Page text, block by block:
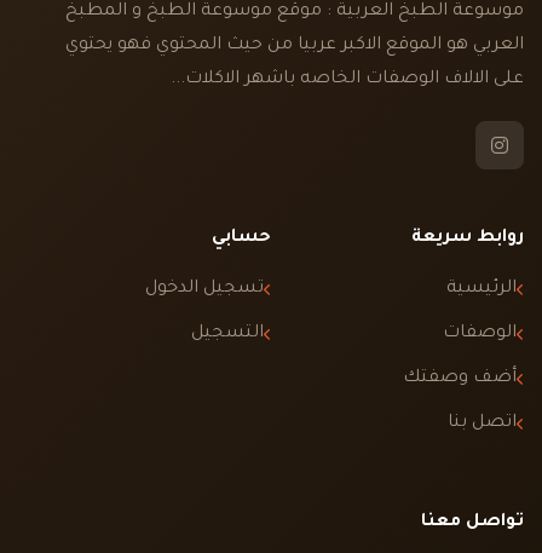
موسوعة الطبخ العربية : موقع موسوعة الطبخ و المطبخ
العربي هو الموقع الاكبر عربيا من حيث المحتوي فهو يحتوي
على الالاف الوصفات الخاصه باشهر الاكلات...
روابط سريعة
الرئيسية
الوصفات
أضف وصفتك
اتصل بنا
حسابي
تسجيل الدخول
التسجيل
تواصل معنا